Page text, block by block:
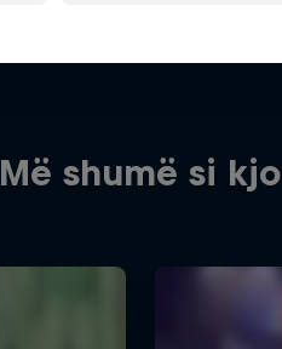
Më shumë si kjo